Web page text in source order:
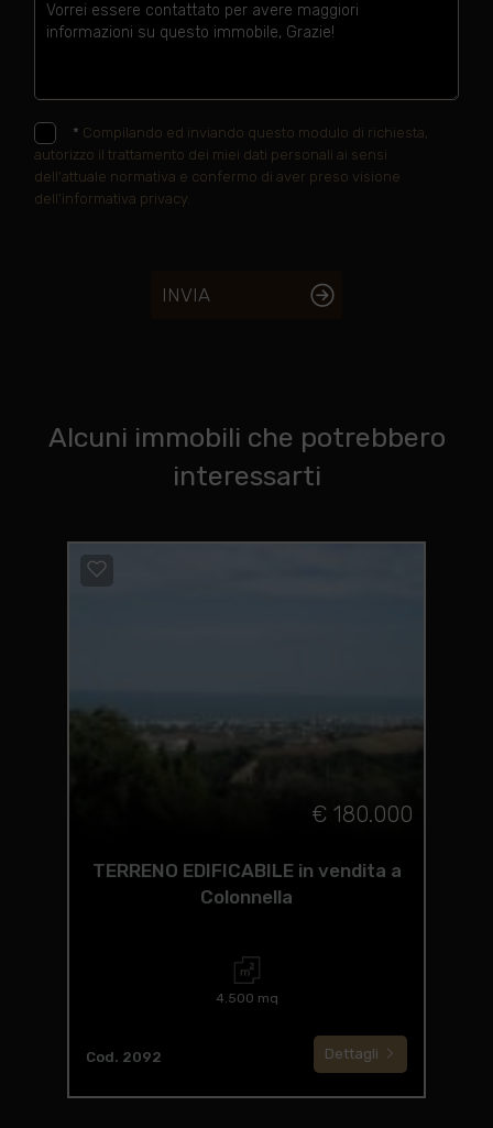
* Compilando ed inviando questo modulo di richiesta,
autorizzo il trattamento dei miei dati personali ai sensi
dell'attuale normativa e confermo di aver preso visione
dell'informativa privacy.
INVIA
Alcuni immobili che potrebbero
interessarti
€ 180.000
TERRENO EDIFICABILE in vendita a
Colonnella
4.500 mq
Cod. 2092 Dettagli